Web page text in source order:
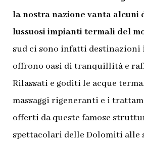
la nostra nazione vanta alcuni
lussuosi impianti termali del
sud ci sono infatti destinazioni
offrono oasi di tranquillità e
Rilassati e goditi le acque
massaggi rigeneranti e i
offerti da queste famose
spettacolari delle Dolomiti alle